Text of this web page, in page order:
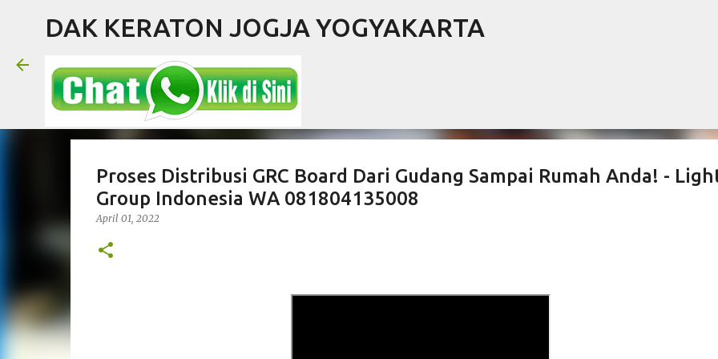
Langsung ke konten utama
DAK KERATON JOGJA YOGYAKARTA
Proses Distribusi GRC Board Dari Gudang Sampai Rumah Anda! -
Group Indonesia WA 081804135008
April 01, 2022